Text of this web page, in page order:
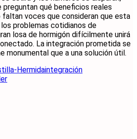
preguntan qué beneficios reales
faltan voces que consideran que esta
problemas cotidianos de
losa de hormigón difícilmente unirá
La integración prometida se
monumental que a una solución útil.
Hermidaintegración